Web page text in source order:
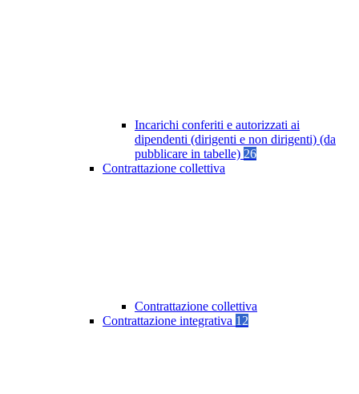
Incarichi conferiti e autorizzati ai
dipendenti (dirigenti e non dirigenti) (da
pubblicare in tabelle) 26
Contrattazione collettiva
Contrattazione collettiva
Contrattazione integrativa 12